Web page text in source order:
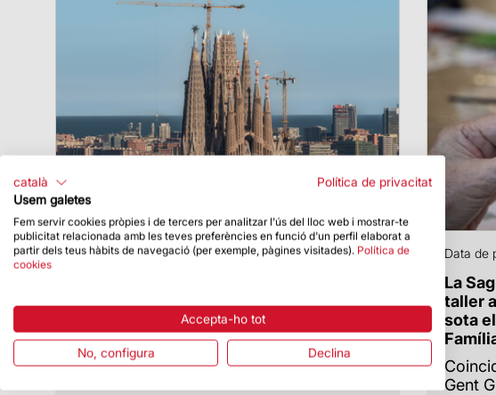
Data de publicació 09/10/24
monument més destacat dels premis
Remarkable Venue Awards 2024
Uns premis anuals que reconeixen els
millors museus i atraccions turístiques
Data de
La
taller
sota
Gent
català
Política de privacitat
Usem galetes
Fem servir cookies pròpies i de tercers per analitzar l'ús del lloc web i mostrar-te
publicitat relacionada amb les teves preferències en funció d'un perfil elaborat a
partir dels teus hàbits de navegació (per exemple, pàgines visitades). Política de
cookies
Accepta-ho tot
No, configura Declina